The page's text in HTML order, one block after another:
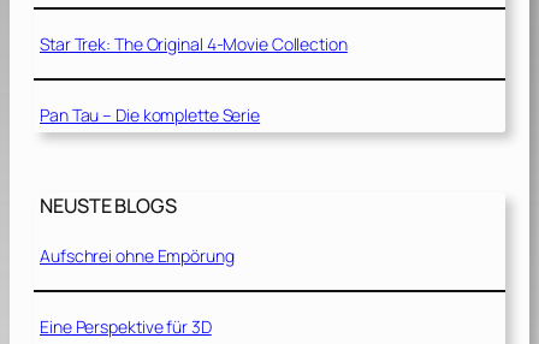
Star Trek: The Original 4-Movie Collection
Pan Tau – Die komplette Serie
NEUSTE BLOGS
Aufschrei ohne Empörung
Eine Perspektive für 3D